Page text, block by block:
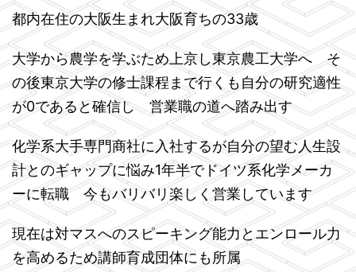
都内在住の大阪生まれ大阪育ちの33歳
大学から農学を学ぶため上京し東京農工大学へ そ
の後東京大学の修士課程まで行くも自分の研究適性
が0であると確信し 営業職の道へ踏み出す
化学系大手専門商社に入社するが自分の望む人生設
計とのギャップに悩み1年半でドイツ系化学メーカ
ーに転職 今もバリバリ楽しく営業しています
現在は対マスへのスピーキング能力とエンロール力
を高めるため講師育成団体にも所属